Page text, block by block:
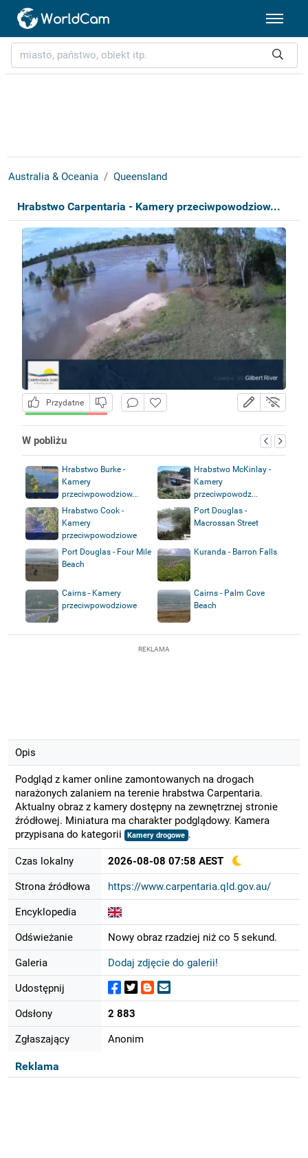
Australia & Oceania Queensland
Hrabstwo Carpentaria - Kamery przeciwpowodziow...
Przydatne
W pobliżu
Hrabstwo Burke -
Kamery
przeciwpowodziow...
Hrabstwo McKinlay -
Kamery
przeciwpowodz...
Hrabstwo Cook -
Kamery
przeciwpowodziowe
Port Douglas -
Macrossan Street
Port Douglas - Four Mile
Beach
Kuranda - Barron Falls
Cairns - Kamery
przeciwpowodziowe
Cairns - Palm Cove
Beach
REKLAMA
Opis
Podgląd z kamer online zamontowanych na drogach
narażonych zalaniem na terenie hrabstwa Carpentaria.
Aktualny obraz z kamery dostępny na zewnętrznej stronie
źródłowej. Miniatura ma charakter podglądowy. Kamera
przypisana do kategorii
Kamery drogowe .
Czas lokalny 2026-08-08 07:58 AEST
Strona źródłowa https://www.carpentaria.qld.gov.au/
Encyklopedia
Odświeżanie Nowy obraz rzadziej niż co 5 sekund.
Galeria Dodaj zdjęcie do galerii!
Udostępnij
Odsłony 2 883
Zgłaszający Anonim
Reklama